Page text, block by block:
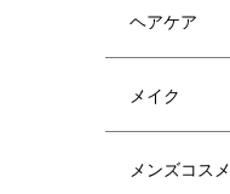
ヘアケア
メイク
メンズコスメ